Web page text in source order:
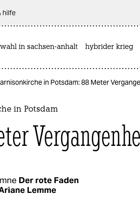
hilfe
in sachsen-anhalt hybrider krieg
in Potsdam: 88 Meter
in Potsdam
Der rote Faden
Lemme